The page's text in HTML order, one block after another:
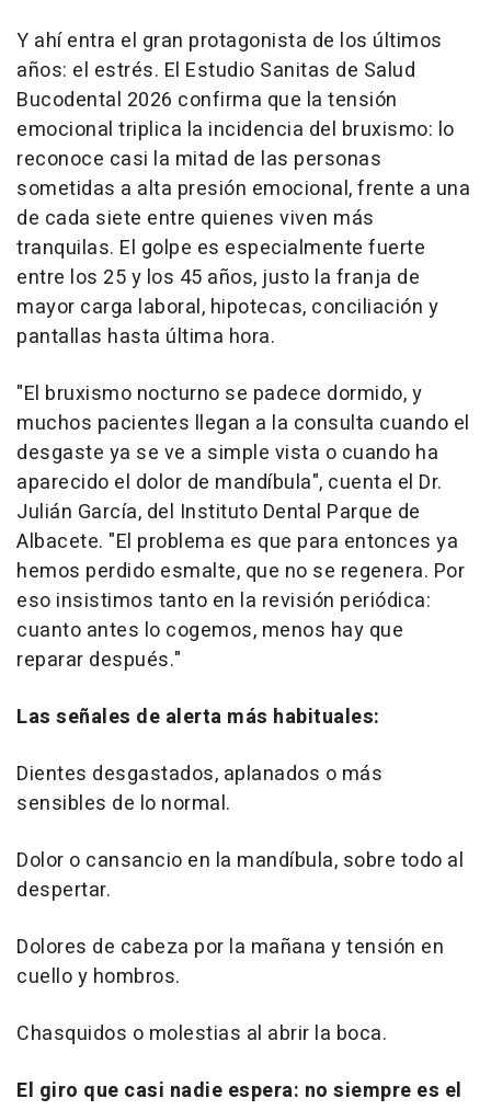
Y ahí entra el gran protagonista de los últimos
años: el estrés. El Estudio Sanitas de Salud
Bucodental 2026 confirma que la tensión
emocional triplica la incidencia del bruxismo: lo
reconoce casi la mitad de las personas
sometidas a alta presión emocional, frente a una
de cada siete entre quienes viven más
tranquilas. El golpe es especialmente fuerte
entre los 25 y los 45 años, justo la franja de
mayor carga laboral, hipotecas, conciliación y
pantallas hasta última hora.
"El bruxismo nocturno se padece dormido, y
muchos pacientes llegan a la consulta cuando el
desgaste ya se ve a simple vista o cuando ha
aparecido el dolor de mandíbula", cuenta el Dr.
Julián García, del Instituto Dental Parque de
Albacete. "El problema es que para entonces ya
hemos perdido esmalte, que no se regenera. Por
eso insistimos tanto en la revisión periódica:
cuanto antes lo cogemos, menos hay que
reparar después."
Las señales de alerta más habituales:
Dientes desgastados, aplanados o más
sensibles de lo normal.
Dolor o cansancio en la mandíbula, sobre todo al
despertar.
Dolores de cabeza por la mañana y tensión en
cuello y hombros.
Chasquidos o molestias al abrir la boca.
El giro que casi nadie espera: no siempre es el